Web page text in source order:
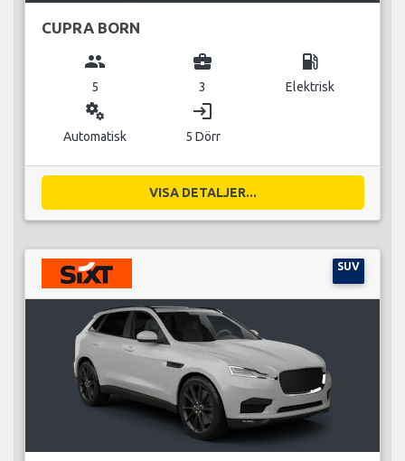
CUPRA BORN
group
5
business_center
3
local_gas_station
Elektrisk
miscellaneous_services
Automatisk
login
5 Dörr
VISA DETALJER...
SUV